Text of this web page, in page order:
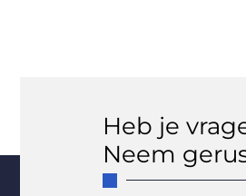
Heb je
Neem